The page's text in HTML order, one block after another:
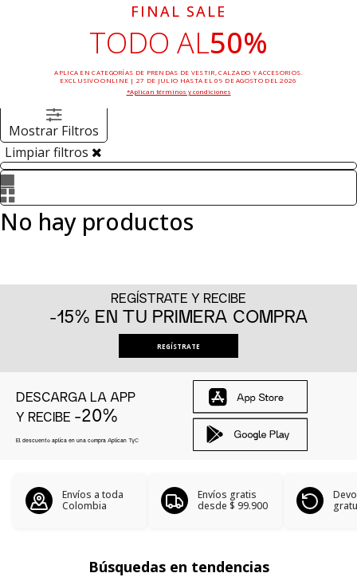
FINAL SALE
TODO AL50%
APLICA EN CATEGORÍAS DE PRENDAS DE VESTIR, CALZADO Y ACCESORIOS.
EXCLUSIVO ONLINE | 27 DE JULIO HASTA EL 09 DE AGOSTO DEL 2026
*Aplican términos y condiciones
Mostrar Filtros
Limpiar filtros
No hay productos
REGÍSTRATE Y RECIBE
-15% EN TU PRIMERA COMPRA
REGÍSTRATE
DESCARGA LA APP
Y RECIBE -20%
El descuento aplica en una compra Aplican TyC
Envíos a toda
Colombia
Envíos gratis
desde$ 99.900
Búsquedas en tendencias